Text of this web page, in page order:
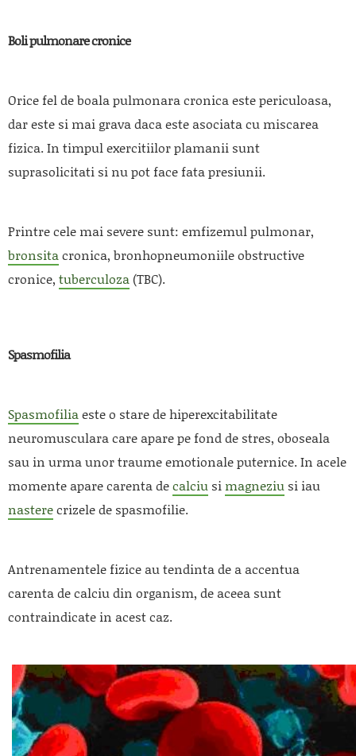
Boli pulmonare cronice
Orice fel de boala pulmonara cronica este periculoasa,
dar este si mai grava daca este asociata cu miscarea
fizica. In timpul exercitiilor plamanii sunt
suprasolicitati si nu pot face fata presiunii.
Printre cele mai severe sunt: emfizemul pulmonar,
bronsitacronica, bronhopneumoniile obstructive
cronice, tuberculoza(TBC).
Spasmofilia
Spasmofiliaeste o stare de hiperexcitabilitate
neuromusculara care apare pe fond de stres, oboseala
sau in urma unor traume emotionale puternice. In acele
momente apare carenta decalciu simagneziu si iau
nasterecrizele de spasmofilie.
Antrenamentele fizice au tendinta de a accentua
carenta de calciu din organism, de aceea sunt
contraindicate in acest caz.